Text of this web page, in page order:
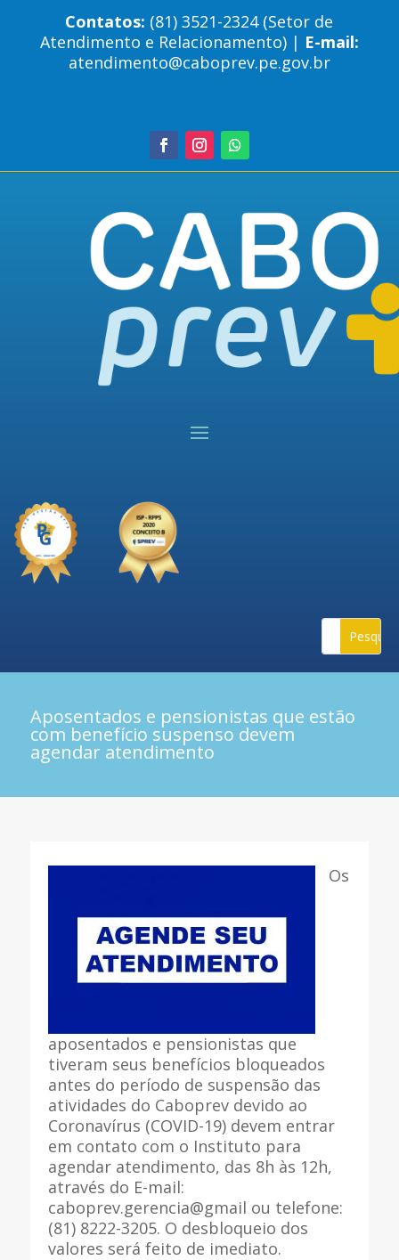
Contatos: (81) 3521-2324 (Setor de
Atendimento e Relacionamento) | E-mail:
atendimento@caboprev.pe.gov.br
Aposentados e pensionistas que estão
com benefício suspenso devem
agendar atendimento
Os
aposentados e pensionistas que
tiveram seus benefícios bloqueados
antes do período de suspensão das
atividades do Caboprev devido ao
Coronavírus (COVID-19) devem entrar
em contato com o Instituto para
agendar atendimento, das 8h às 12h,
através do E-mail:
caboprev.gerencia@gmail ou telefone:
(81) 8222-3205. O desbloqueio dos
valores será feito de imediato.